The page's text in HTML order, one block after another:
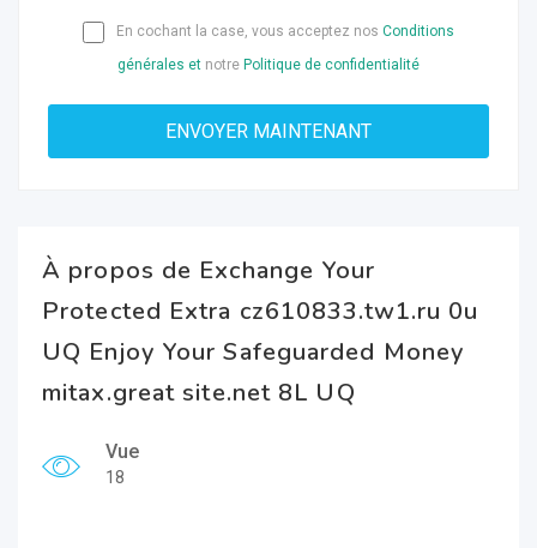
En cochant la case, vous acceptez nos Conditions
générales et notre Politique de confidentialité
À propos de Exchange Your
Protected Extra cz610833.tw1.ru 0u
UQ Enjoy Your Safeguarded Money
mitax.great site.net 8L UQ
Vue
18